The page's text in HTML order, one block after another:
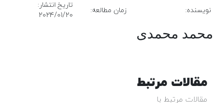
نویسنده: زمان مطالعه:
تاریخ انتشار:
2024/01/20
محمد محمدی
مقالات مرتبط
مقالات مرتبط با